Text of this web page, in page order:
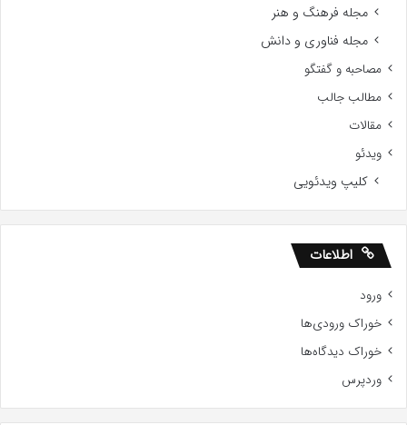
مجله فرهنگ و هنر
مجله فناوری و دانش
مصاحبه و گفتگو
مطالب جالب
مقالات
ویدئو
کلیپ ویدئویی
اطلاعات
ورود
خوراک ورودی‌ها
خوراک دیدگاه‌ها
وردپرس